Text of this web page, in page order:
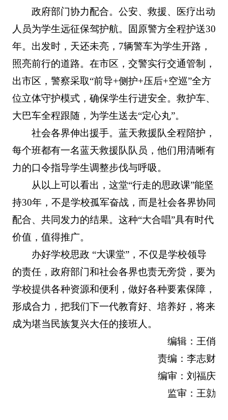
政府部门协力配合。公安、救援、医疗出动
人员为学生远征保驾护航。固原警方全程护送30
年。出发时，天还未亮，7辆警车为学生开路，
照亮前行的道路。在市区，交警实行交通管制，
出市区，警察采取“前导+侧护+压后+空巡”全方
位立体守护模式，确保学生行进安全。救护车、
大巴车全程跟随，为学生送去“定心丸”。
社会各界伸出援手。蓝天救援队全程陪护，
每个班都有一名蓝天救援队队员，他们用清晰有
力的口令指导学生调整步伐与呼吸。
从以上可以看出，这堂“行走的思政课”能坚
持30年，不是学校孤军奋战，而是社会各界协同
配合、共同发力的结果。这种“大合唱”具有时代
价值，值得推广。
办好学校思政 “大课堂”，不仅是学校领导
的责任，政府部门和社会各界也责无旁贷，要为
学校提供各种资源和便利，做好各种要素保障，
形成合力，把我们下一代教育好、培养好，将来
成为堪当民族复兴大任的接班人。
编辑：王俏
责编：李志财
编审：刘福庆
监审：王勍